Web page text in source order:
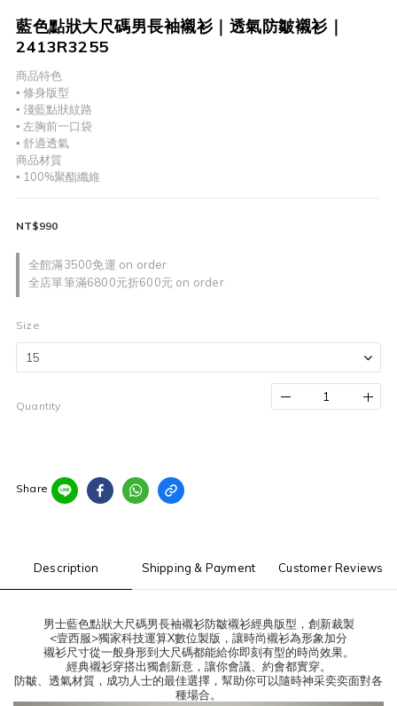
藍色點狀大尺碼男長袖襯衫｜透氣防皺襯衫｜
2413R3255
商品特色
▪︎ 修身版型
▪︎ 淺藍點狀紋路
▪︎ 左胸前一口袋
▪︎ 舒適透氣
商品材質
▪︎ 100%聚酯纖維
全館滿3500免運 on order
全店單筆滿6800元折600元 on order
NT$990
Size
Quantity
Share
Description Shipping & Payment Customer Reviews
男士藍色點狀大尺碼男長袖襯衫防皺襯衫經典版型，創新裁製
<壹西服>獨家科技運算X數位製版，讓時尚襯衫為形象加分
襯衫尺寸從一般身形到大尺碼都能給你即刻有型的時尚效果。
經典襯衫穿搭出獨創新意，讓你會議、約會都實穿。
防皺、透氣材質，成功人士的最佳選擇，幫助你可以隨時神采奕奕面對各
種場合。